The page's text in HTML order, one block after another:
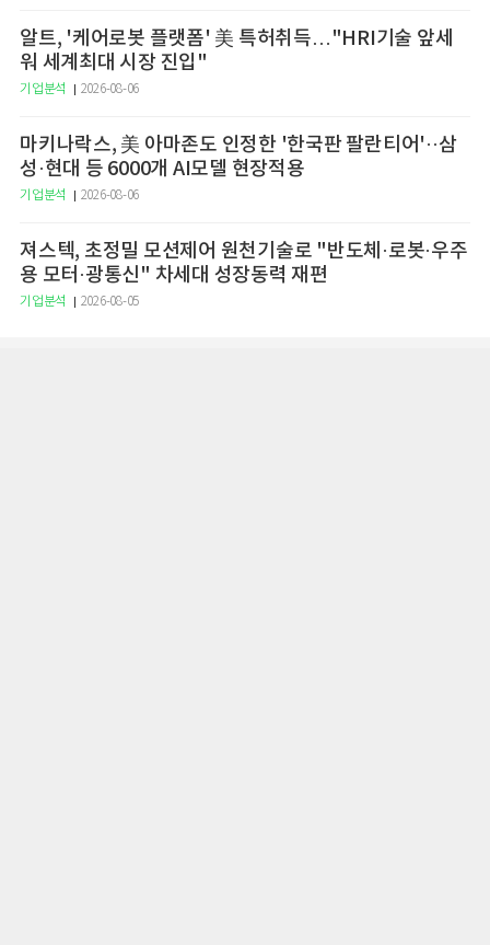
알트, '케어로봇 플랫폼' 美 특허취득…"HRI기술 앞세
워 세계최대 시장 진입"
기업분석 2026-08-06
마키나락스, 美 아마존도 인정한 '한국판 팔란티어'··삼
성·현대 등 6000개 AI모델 현장적용
기업분석 2026-08-06
져스텍, 초정밀 모션제어 원천기술로 "반도체·로봇·우주
용 모터·광통신" 차세대 성장동력 재편
기업분석 2026-08-05